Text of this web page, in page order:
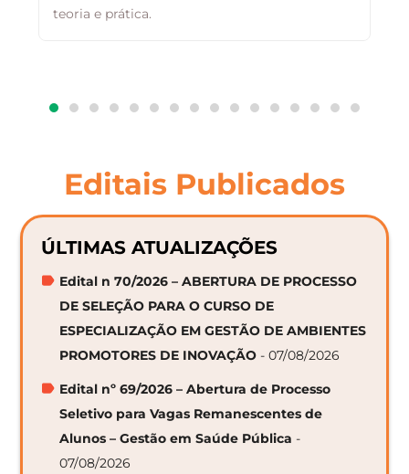
teoria e prática.
Editais Publicados
ÚLTIMAS ATUALIZAÇÕES
Edital n 70/2026 – ABERTURA DE PROCESSO
DE SELEÇÃO PARA O CURSO DE
ESPECIALIZAÇÃO EM GESTÃO DE AMBIENTES
PROMOTORES DE INOVAÇÃO - 07/08/2026
Edital nº 69/2026 – Abertura de Processo
Seletivo para Vagas Remanescentes de
Alunos – Gestão em Saúde Pública -
07/08/2026